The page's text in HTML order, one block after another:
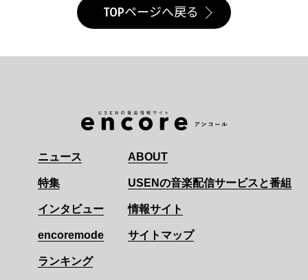
TOPページへ戻る
ニュース
特集
インタビュー
encoremode
ランキング
ABOUT
USENの音楽配信サービスと番組
情報サイト
サイトマップ